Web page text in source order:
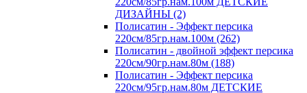
ДИЗАЙНЫ (2)
Полисатин - Эффект персика
220см/85гр.нам.100м (262)
Полисатин - двойной эффект персика
220см/90гр.нам.80м (188)
Полисатин - Эффект персика
220см/95гр.нам.80м ДЕТСКИЕ